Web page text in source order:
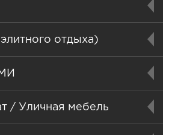
отдыха)
/ Уличная мебель